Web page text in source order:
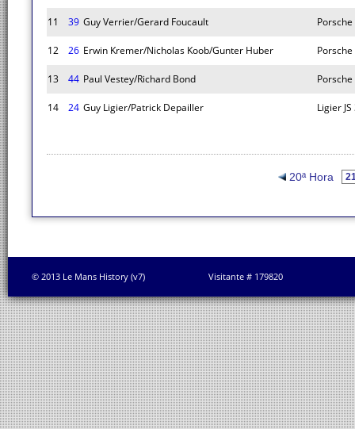
11 39 Guy Verrier/Gerard Foucault Porsche
12 26 Erwin Kremer/Nicholas Koob/Gunter Huber Porsche
13 44 Paul Vestey/Richard Bond Porsche
14 24 Guy Ligier/Patrick Depailler Ligier JS
20ª Hora
© 2013 Le Mans History (v7) Visitante # 179820